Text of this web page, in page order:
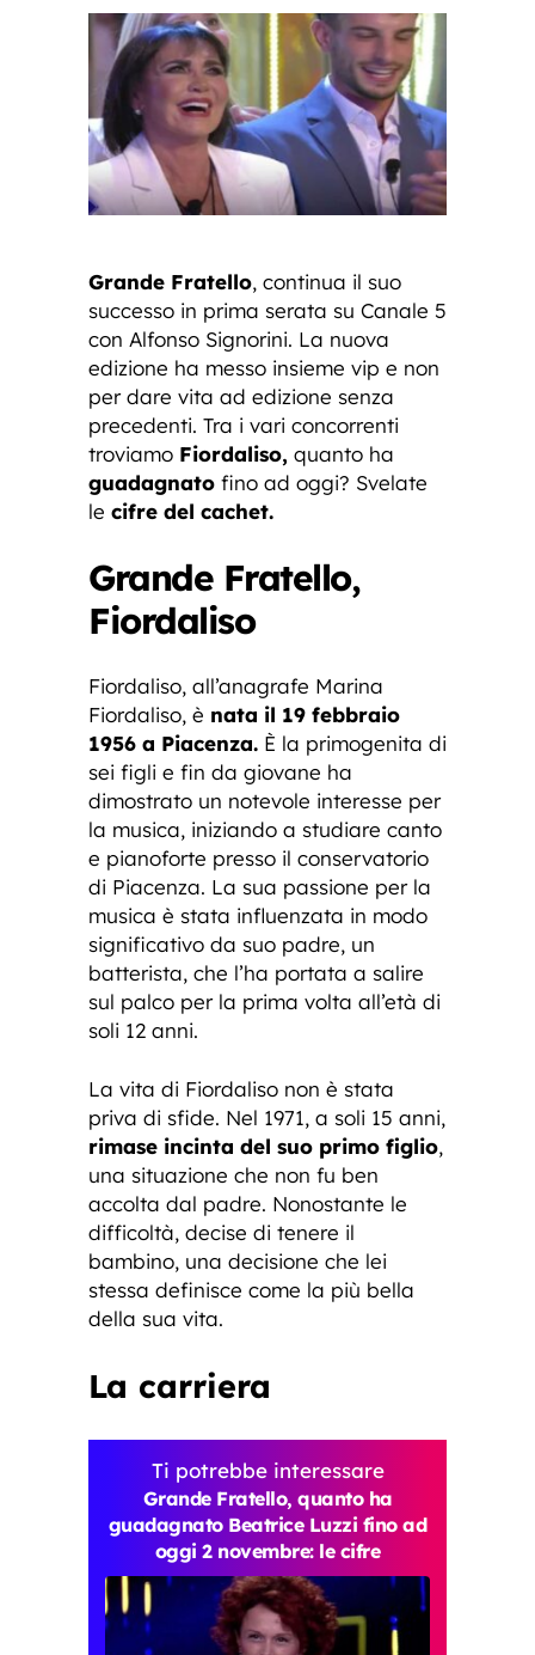
Grande Fratello, continua il suo
successo in prima serata su Canale 5
con Alfonso Signorini. La nuova
edizione ha messo insieme vip e non
per dare vita ad edizione senza
precedenti. Tra i vari concorrenti
troviamo Fiordaliso, quanto ha
guadagnato fino ad oggi? Svelate
le cifre del cachet.
Grande Fratello,
Fiordaliso
Fiordaliso, all’anagrafe Marina
Fiordaliso, è nata il 19 febbraio
1956 a Piacenza. È la primogenita di
sei figli e fin da giovane ha
dimostrato un notevole interesse per
la musica, iniziando a studiare canto
e pianoforte presso il conservatorio
di Piacenza. La sua passione per la
musica è stata influenzata in modo
significativo da suo padre, un
batterista, che l’ha portata a salire
sul palco per la prima volta all’età di
soli 12 anni.
La vita di Fiordaliso non è stata
priva di sfide. Nel 1971, a soli 15 anni,
rimase incinta del suo primo figlio,
una situazione che non fu ben
accolta dal padre. Nonostante le
difficoltà, decise di tenere il
bambino, una decisione che lei
stessa definisce come la più bella
della sua vita.
La carriera
Ti potrebbe interessare
Grande Fratello, quanto ha
guadagnato Beatrice Luzzi fino ad
oggi 2 novembre: le cifre